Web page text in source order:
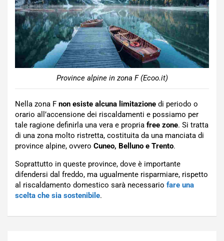
Province alpine in zona F (Ecoo.it)
Nella zona F non esiste alcuna limitazione di periodo o
orario all’accensione dei riscaldamenti e possiamo per
tale ragione definirla una vera e propria free zone. Si tratta
di una zona molto ristretta, costituita da una manciata di
province alpine, ovvero Cuneo, Belluno e Trento.
Soprattutto in queste province, dove è importante
difendersi dal freddo, ma ugualmente risparmiare, rispetto
al riscaldamento domestico sarà necessario fare una
scelta che sia sostenibile.